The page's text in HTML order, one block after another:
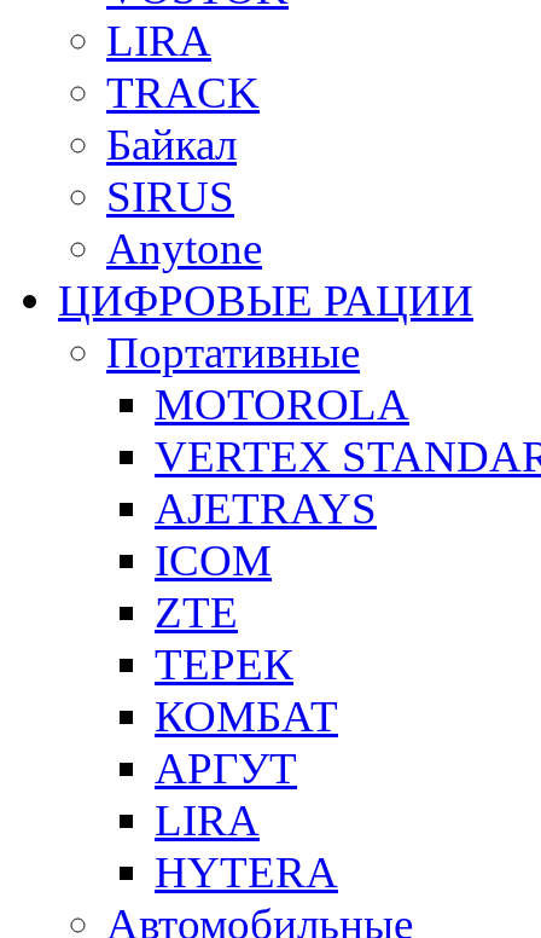
LIRA
TRACK
Байкал
SIRUS
Anytone
ЦИФРОВЫЕ РАЦИИ
Портативные
MOTOROLA
VERTEX
AJETRAYS
ICOM
ZTE
ТЕРЕК
КОМБАТ
АРГУТ
LIRA
HYTERA
Автомобильные